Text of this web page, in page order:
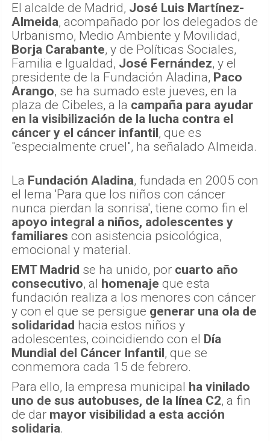
El alcalde de Madrid, José Luis Martínez-
Almeida, acompañado por los delegados de
Urbanismo, Medio Ambiente y Movilidad,
Borja Carabante, y de Políticas Sociales,
Familia e Igualdad, José Fernández, y el
presidente de la Fundación Aladina, Paco
Arango, se ha sumado este jueves, en la
plaza de Cibeles, a la campaña para ayudar
en la visibilización de la lucha contra el
cáncer y el cáncer infantil, que es
"especialmente cruel", ha señalado Almeida.
La Fundación Aladina, fundada en 2005 con
el lema 'Para que los niños con cáncer
nunca pierdan la sonrisa', tiene como fin el
apoyo integral a niños, adolescentes y
familiares con asistencia psicológica,
emocional y material.
EMT Madrid se ha unido, por cuarto año
consecutivo, al homenaje que esta
fundación realiza a los menores con cáncer
y con el que se persigue generar una ola de
solidaridad hacia estos niños y
adolescentes, coincidiendo con el Día
Mundial del Cáncer Infantil, que se
conmemora cada 15 de febrero.
Para ello, la empresa municipal ha vinilado
uno de sus autobuses, de la línea C2, a fin
de dar mayor visibilidad a esta acción
solidaria.